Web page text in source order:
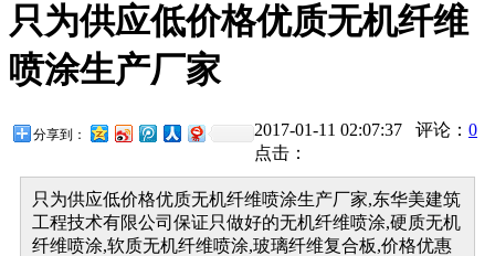
只为供应低价格优质无机纤维
喷涂生产厂家
分享到： 2017-01-11 02:07:37 评论： 0
点击：
只为供应低价格优质无机纤维喷涂生产厂家,东华美建筑
工程技术有限公司保证只做好的无机纤维喷涂,硬质无机
纤维喷涂,软质无机纤维喷涂,玻璃纤维复合板,价格优惠